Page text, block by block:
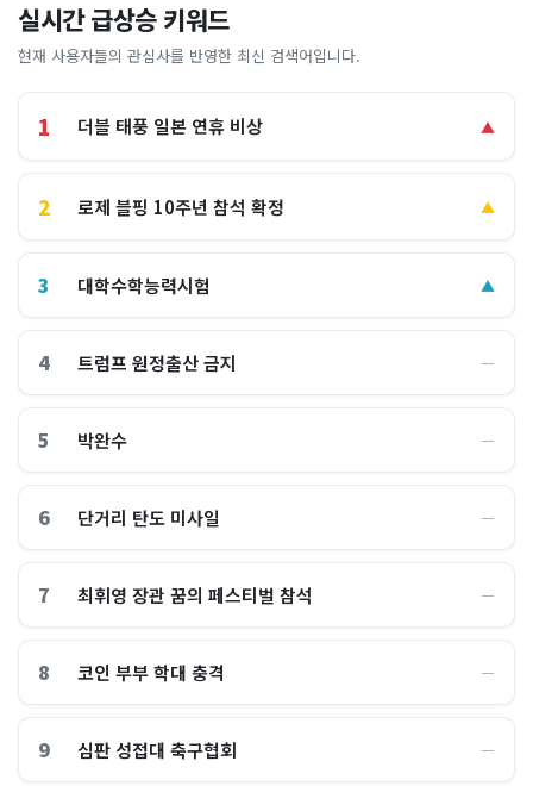
실시간 급상승 키워드
현재 사용자들의 관심사를 반영한 최신 검색어입니다.
1 더블 태풍 일본 연휴 비상 ▲
2 로제 블핑 10주년 참석 확정 ▲
3 대학수학능력시험 ▲
4 트럼프 원정출산 금지 ―
5 박완수 ―
6 단거리 탄도 미사일 ―
7 최휘영 장관 꿈의 페스티벌 참석 ―
8 코인 부부 학대 충격 ―
9 심판 성접대 축구협회 ―